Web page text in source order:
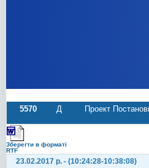
5570 Д Проект
Зберегти в форматі
RTF
23.02.2017 р. - (10:24:28-10:38:08)